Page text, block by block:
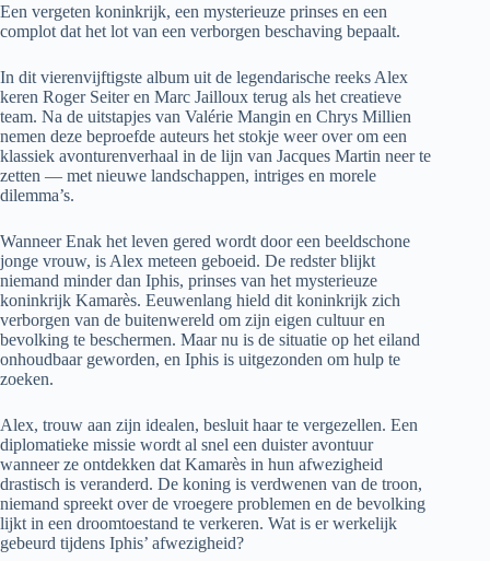
Een vergeten koninkrijk, een mysterieuze prinses en een
complot dat het lot van een verborgen beschaving bepaalt.
In dit vierenvijftigste album uit de legendarische reeks Alex
keren Roger Seiter en Marc Jailloux terug als het creatieve
team. Na de uitstapjes van Valérie Mangin en Chrys Millien
nemen deze beproefde auteurs het stokje weer over om een
klassiek avonturenverhaal in de lijn van Jacques Martin neer te
zetten — met nieuwe landschappen, intriges en morele
dilemma’s.
Wanneer Enak het leven gered wordt door een beeldschone
jonge vrouw, is Alex meteen geboeid. De redster blijkt
niemand minder dan Iphis, prinses van het mysterieuze
koninkrijk Kamarès. Eeuwenlang hield dit koninkrijk zich
verborgen van de buitenwereld om zijn eigen cultuur en
bevolking te beschermen. Maar nu is de situatie op het eiland
onhoudbaar geworden, en Iphis is uitgezonden om hulp te
zoeken.
Alex, trouw aan zijn idealen, besluit haar te vergezellen. Een
diplomatieke missie wordt al snel een duister avontuur
wanneer ze ontdekken dat Kamarès in hun afwezigheid
drastisch is veranderd. De koning is verdwenen van de troon,
niemand spreekt over de vroegere problemen en de bevolking
lijkt in een droomtoestand te verkeren. Wat is er werkelijk
gebeurd tijdens Iphis’ afwezigheid?